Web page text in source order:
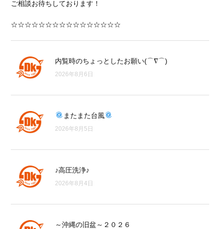
ご相談お待ちしております！
☆☆☆☆☆☆☆☆☆☆☆☆☆☆☆☆
内覧時のちょっとしたお願い(⌒∇⌒)
2026年8月6日
またまた台風
2026年8月5日
♪高圧洗浄♪
2026年8月4日
～沖縄の旧盆～２０２６